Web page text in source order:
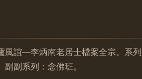
風誼—李炳南老居士檔案全宗。系
副副系列：念佛班。